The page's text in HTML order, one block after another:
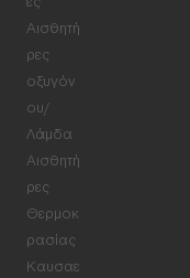
ές
Αισθητή
ρες
οξυγόν
ου/
Λάμδα
Αισθητή
ρες
Θερμοκ
ρασίας
Καυσαε